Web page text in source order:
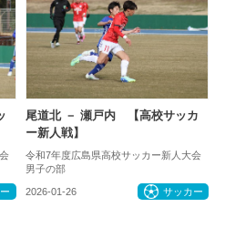
尾道北 － 瀬戸内 【高校サッカ
ー新人戦】
令和7年度広島県高校サッカー新人大会
男子の部
2026-01-26 サッカー